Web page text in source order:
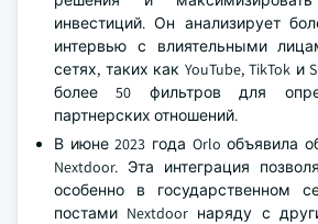
инвестиций. Он анализирует
интервью с влиятельными
сетях, таких как YouTube, TikTok и
более 50 фильтров для
партнерских отношений.
В июне 2023 года Orlo объявила
Nextdoor. Эта интеграция
особенно в государственном
постами Nextdoor наряду с